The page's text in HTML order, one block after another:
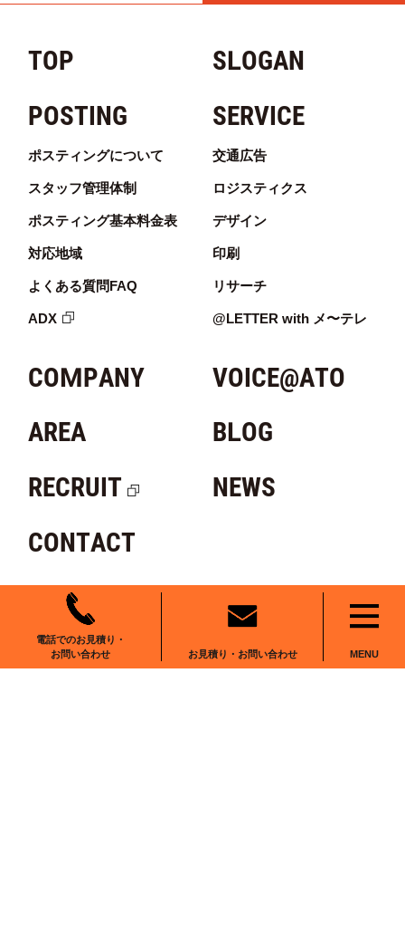
電話でのお見積り・
お問い合わせ
お見積り・お問い合わせ MENU
TOP
SLOGAN
POSTING
ポスティングについて
スタッフ管理体制
ポスティング基本料金表
対応地域
よくある質問FAQ
ADX
SERVICE
交通広告
ロジスティクス
デザイン
印刷
リサーチ
@LETTER with メ〜テレ
COMPANY
AREA
RECRUIT
VOICE@ATO
BLOG
NEWS
CONTACT